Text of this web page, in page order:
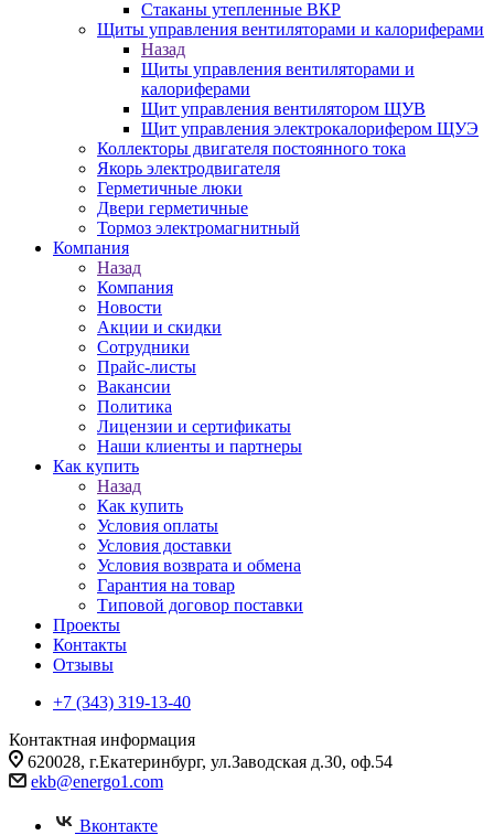
Стаканы утепленные ВКР
Щиты управления вентиляторами и калориферами
Назад
Щиты управления вентиляторами и
калориферами
Щит управления вентилятором ЩУВ
Щит управления электрокалорифером ЩУЭ
Коллекторы двигателя постоянного тока
Якорь электродвигателя
Герметичные люки
Двери герметичные
Тормоз электромагнитный
Компания
Назад
Компания
Новости
Акции и скидки
Сотрудники
Прайс-листы
Вакансии
Политика
Лицензии и сертификаты
Наши клиенты и партнеры
Как купить
Назад
Как купить
Условия оплаты
Условия доставки
Условия возврата и обмена
Гарантия на товар
Типовой договор поставки
Проекты
Контакты
Отзывы
+7 (343) 319-13-40
Контактная информация
620028, г.Екатеринбург, ул.Заводская д.30, оф.54
ekb@energo1.com
Вконтакте